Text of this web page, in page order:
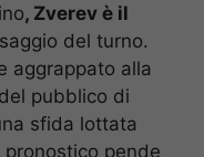
, Zverev è il
del turno.
aggrappato alla
pubblico di
sfida lottata
pende